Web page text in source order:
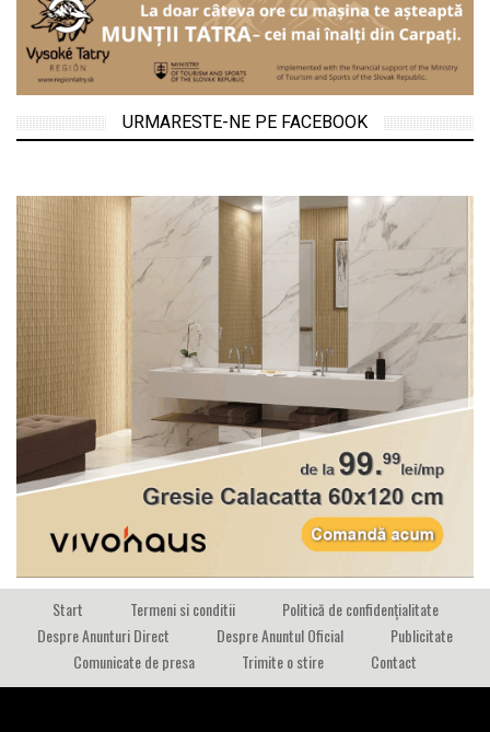
URMARESTE-NE PE FACEBOOK
Start Termeni si conditii
Politică de confidențialitate
Despre Anunturi Direct
Despre Anuntul Oficial
Publicitate
Comunicate de presa
Trimite o stire Contact